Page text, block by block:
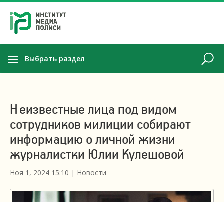
Выбрать раздел
Неизвестные лица под видом
сотрудников милиции собирают
информацию о личной жизни
журналистки Юлии Кулешовой
Ноя 1, 2024 15:10 | Новости